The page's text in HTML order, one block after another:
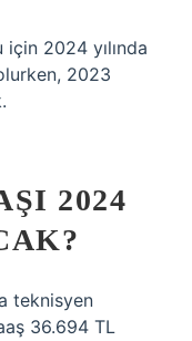
2024 yılında
2023
2024
teknisyen
36.694 TL